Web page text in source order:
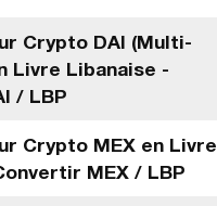
Crypto DAI (Multi-
Livre Libanaise -
/ LBP
Crypto MEX en Livre
MEX / LBP